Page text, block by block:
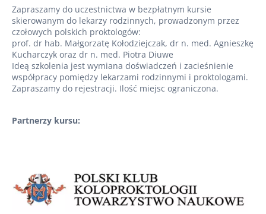
Zapraszamy do uczestnictwa w bezpłatnym kursie
skierowanym do lekarzy rodzinnych, prowadzonym przez
czołowych polskich proktologów:
prof. dr hab. Małgorzatę Kołodziejczak, dr n. med. Agnieszkę
Kucharczyk oraz dr n. med. Piotra Diuwe
Ideą szkolenia jest wymiana doświadczeń i zacieśnienie
współpracy pomiędzy lekarzami rodzinnymi i proktologami.
Zapraszamy do rejestracji. Ilość miejsc ograniczona.
Partnerzy kursu: